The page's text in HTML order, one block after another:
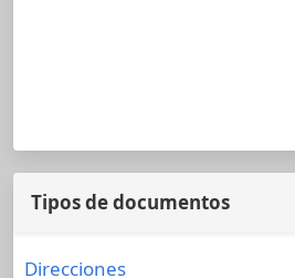
Tipos de documentos
Direcciones